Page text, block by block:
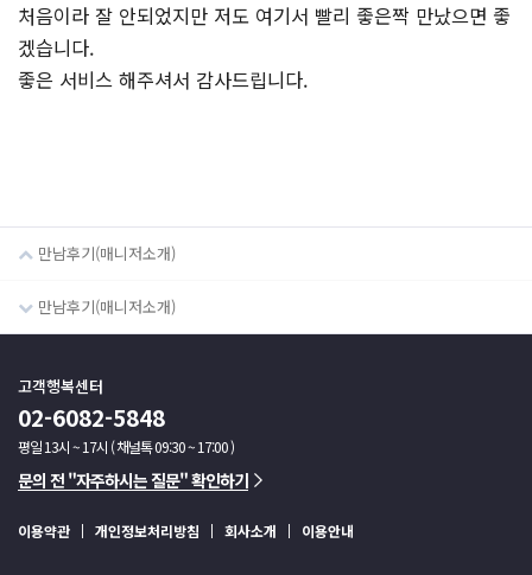
처음이라 잘 안되었지만 저도 여기서 빨리 좋은짝 만났으면 좋
겠습니다.
좋은 서비스 해주셔서 감사드립니다.
만남후기(매니저소개)
만남후기(매니저소개)
고객행복센터
02-6082-5848
평일 13시 ~ 17시 ( 채널톡 09:30 ~ 17:00 )
문의 전 "자주하시는 질문" 확인하기
이용약관 개인정보처리방침 회사소개 이용안내